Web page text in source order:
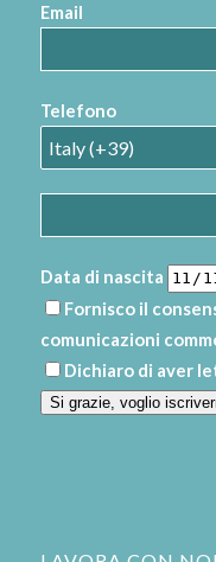
Email
Telefono
Data di nascita
Fornisco il
comunicazioni
Dichiaro di aver
Si grazie, voglio